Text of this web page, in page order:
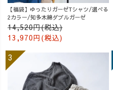
【福袋】ゆったりガーゼTシャツ/選べる
2カラー/知多木綿ダブルガーゼ
14,520円(税込)
13,970円(税込)